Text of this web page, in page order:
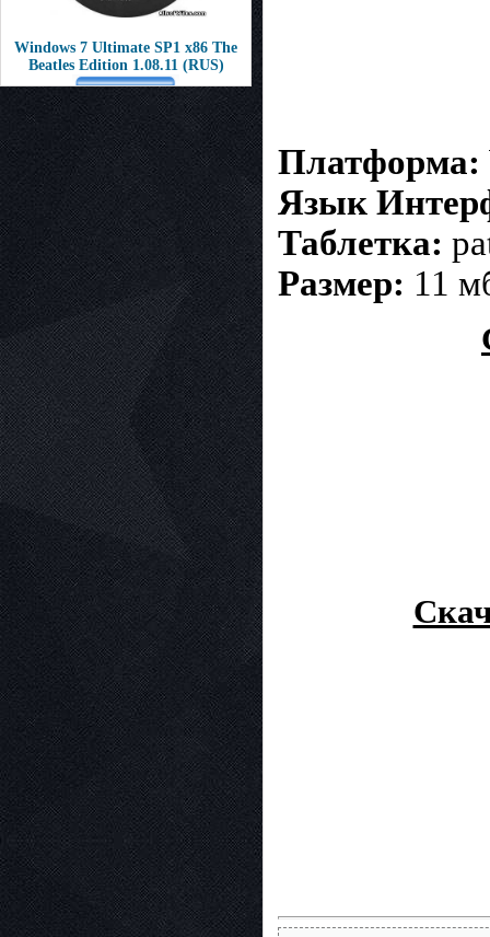
Windows 7 Ultimate SP1 x86 The
Beatles Edition 1.08.11 (RUS)
Платформа:
Язык
Таблетка:
Размер: 11